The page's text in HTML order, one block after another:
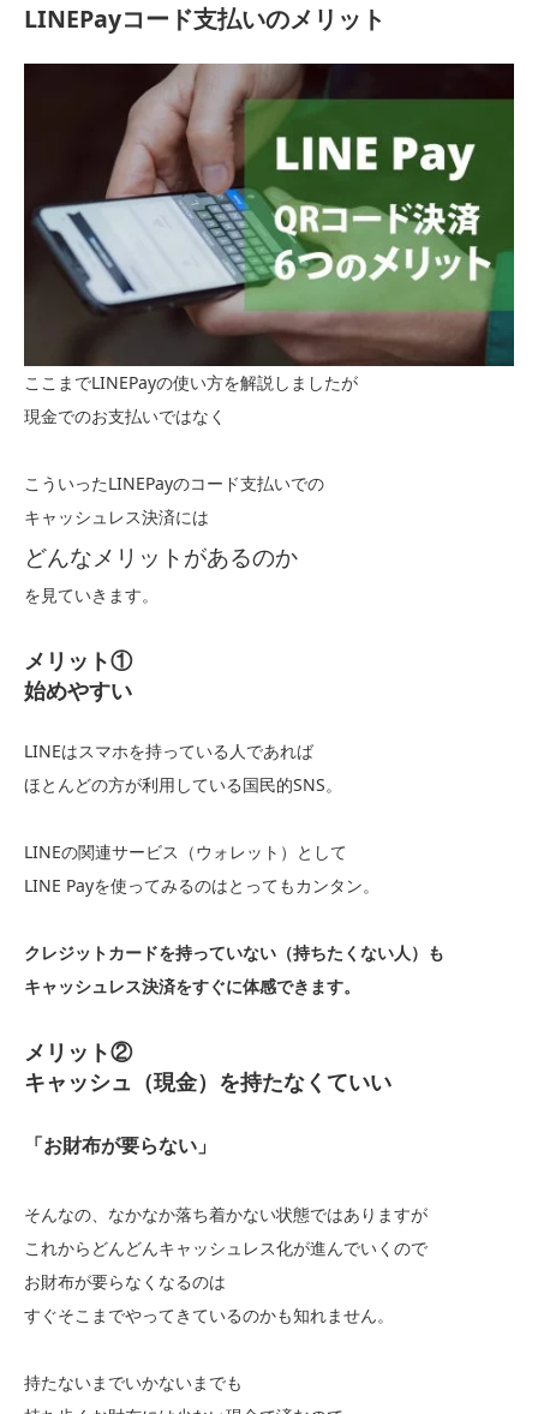
LINEPayコード支払いのメリット
ここまでLINEPayの使い方を解説しましたが
現金でのお支払いではなく
こういったLINEPayのコード支払いでの
キャッシュレス決済には
どんなメリットがあるのか
を見ていきます。
メリット①
始めやすい
LINEはスマホを持っている人であれば
ほとんどの方が利用している国民的SNS。
LINEの関連サービス（ウォレット）として
LINE Payを使ってみるのはとってもカンタン。
クレジットカードを持っていない（持ちたくない人）も
キャッシュレス決済をすぐに体感できます。
メリット②
キャッシュ（現金）を持たなくていい
「お財布が要らない」
そんなの、なかなか落ち着かない状態ではありますが
これからどんどんキャッシュレス化が進んでいくので
お財布が要らなくなるのは
すぐそこまでやってきているのかも知れません。
持たないまでいかないまでも